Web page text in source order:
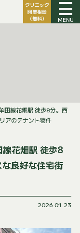
クリニック
開業相談
（無料）
MENU
田線花畑駅 徒歩8分。西
アのテナント物件
線花畑駅 徒歩8
良好な住宅街
2026.01.23